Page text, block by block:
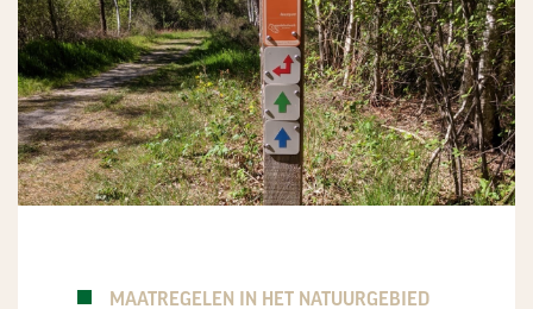
MAATREGELEN IN HET NATUURGEBIED